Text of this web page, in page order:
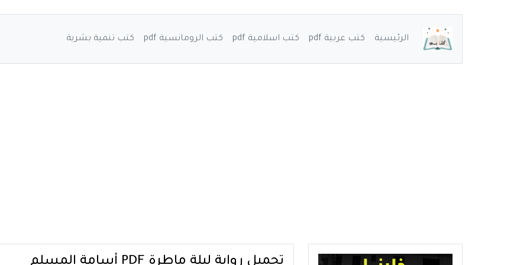
الرئيسية كتب عربية pdf كتب اسلامية pdf كتب الرومانسية pdf كتب تنمية بشرية
تحميل رواية ليلة ماطرة PDF أسامة المسلم